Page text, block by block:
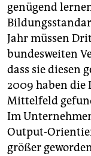
genügend
Jahr müssen
bundesweiten
dass sie diesen
2009 haben die
Mittelfeld
Im
Output-
größer